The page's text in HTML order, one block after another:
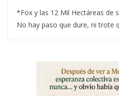
*Fox y las 12 Mil Hectáreas de
No hay paso que dure, ni trote